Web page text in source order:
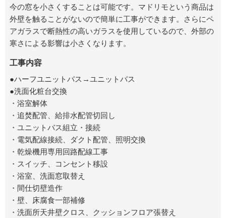
今の窓を小さくすることは可能です。マドリモという商品は
外壁を触ることがないので簡単に工事ができます。さらにペ
アガラスで断熱性の高いガラスを使用しているので、外部の
寒さによる影響は小さくなります。
工事内容
●ハーフユニットバス→ユニットバス
●洗面化粧台交換
・浴室解体
・追焚配管、給排水配管切回し
・ユニットバス組立・接続
・電気配線接続、ダクト配管、照明交換
・乾燥機用専用回路配線工事
・スイッチ、コンセント移設
・浴室、洗面窓取替え
・間仕切壁造作
・壁、床腐食一部補修
・洗面所天井壁クロス、クッションフロア張替え